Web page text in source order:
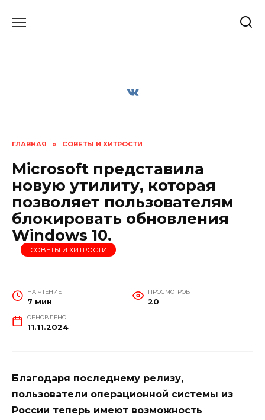
ГЛАВНАЯ » СОВЕТЫ И ХИТРОСТИ
Microsoft представила
новую утилиту, которая
позволяет пользователям
блокировать обновления
Windows 10.
СОВЕТЫ И ХИТРОСТИ
НА ЧТЕНИЕ
7 мин
ПРОСМОТРОВ
20
ОБНОВЛЕНО
11.11.2024
Благодаря последнему релизу,
пользователи операционной системы из
России теперь имеют возможность